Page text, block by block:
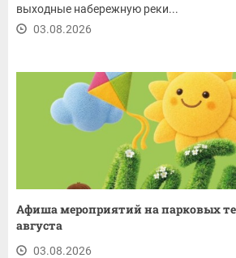
выходные набережную реки...
03.08.2026
Афиша мероприятий на парковых
августа
03.08.2026